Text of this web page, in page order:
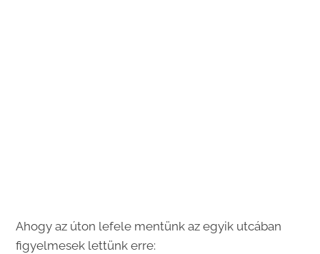
Ahogy az úton lefele mentünk az egyik utcában
figyelmesek lettünk erre: